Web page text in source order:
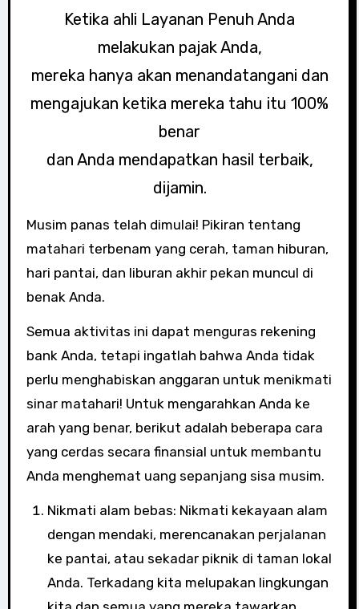
Ketika ahli Layanan Penuh Anda
melakukan pajak Anda,
mereka hanya akan menandatangani dan
mengajukan ketika mereka tahu itu 100%
benar
dan Anda mendapatkan hasil terbaik,
dijamin.
Musim panas telah dimulai! Pikiran tentang
matahari terbenam yang cerah, taman hiburan,
hari pantai, dan liburan akhir pekan muncul di
benak Anda.
Semua aktivitas ini dapat menguras rekening
bank Anda, tetapi ingatlah bahwa Anda tidak
perlu menghabiskan anggaran untuk menikmati
sinar matahari! Untuk mengarahkan Anda ke
arah yang benar, berikut adalah beberapa cara
yang cerdas secara finansial untuk membantu
Anda menghemat uang sepanjang sisa musim.
Nikmati alam bebas: Nikmati kekayaan alam
dengan mendaki, merencanakan perjalanan
ke pantai, atau sekadar piknik di taman lokal
Anda. Terkadang kita melupakan lingkungan